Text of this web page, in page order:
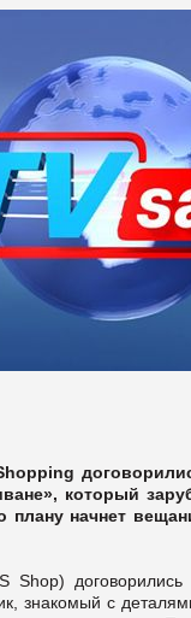
который
плану начнет
договорились
знакомый с